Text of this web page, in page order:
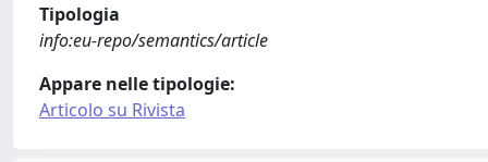
Tipologia
info:eu-repo/semantics/article
Appare nelle tipologie:
Articolo su Rivista